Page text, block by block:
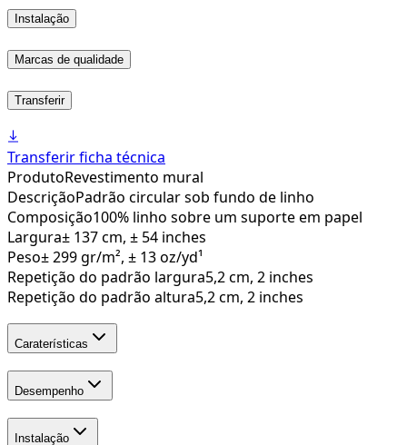
Instalação
Marcas de qualidade
Transferir
Transferir ficha técnica
ProdutoRevestimento mural
DescriçãoPadrão circular sob fundo de linho
Composição100% linho sobre um suporte em papel
Largura± 137 cm, ± 54 inches
Peso± 299 gr/m², ± 13 oz/yd¹
Repetição do padrão largura5,2 cm, 2 inches
Repetição do padrão altura5,2 cm, 2 inches
Caraterísticas
Desempenho
Instalação